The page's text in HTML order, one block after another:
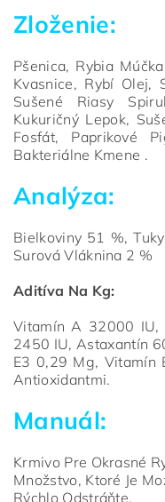
Zloženie:
Pšenica, Rybia
Kvasnice, Rybí Olej,
Sušené Riasy
Kukuričný Lepok,
Fosfát, Paprikové
Bakteriálne Kmene .
Analýza:
Bielkoviny 51 %,
Surová Vláknina 2 %
Aditíva Na Kg:
Vitamín A 32000
2450 IU, Astaxantín
E3 0,29 Mg, Vitamín
Antioxidantmi.
Manuál:
Krmivo Pre Okrasné
Množstvo, Ktoré Je
Rýchlo Odstráňte.